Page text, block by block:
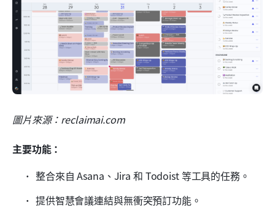
圖片來源：reclaimai.com
主要功能：
整合來自 Asana、Jira 和 Todoist 等工具的任務。
提供智慧會議連結與無衝突預訂功能。